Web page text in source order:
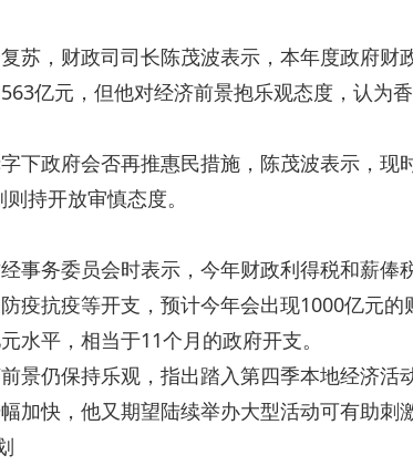
，财政司司长陈茂波表示，本年度政府财
亿元，但他对经济前景抱乐观态度，认为
政府会否再推惠民措施，陈茂波表示，现
持开放审慎态度。
务委员会时表示，今年财政利得税和薪俸
疫抗疫等开支，预计今年会出现1000亿元的
水平，相当于11个月的政府开支。
仍保持乐观，指出踏入第四季本地经济活
加快，他又期望陆续举办大型活动可有助刺